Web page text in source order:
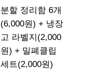
분할 정리함 6개
(6,000원) + 냉장
고 라벨지(2,000
원) + 밀폐클립
세트(2,000원)